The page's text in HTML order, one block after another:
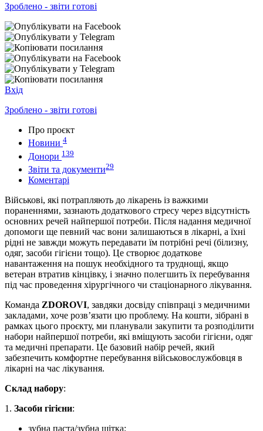
Зроблено - звіти готові
Вхід
Зроблено - звіти готові
Про проєкт
Новини 4
Донори 139
Звіти та документи29
Коментарі
Військові, які потрапляють до лікарень із важкими
пораненнями, зазнають додаткового стресу через відсутність
основних речей найпершої потреби. Після надання медичної
допомоги ще певний час вони залишаються в лікарні, а їхні
рідні не завжди можуть передавати їм потрібні речі (білизну,
одяг, засоби гігієни тощо). Це створює додаткове
навантаження на пошук необхідного та труднощі, якщо
ветеран втратив кінцівку, і значно полегшить їх перебування
під час проведення хірургічного чи стаціонарного лікування.
Команда ZDOROVI, завдяки досвіду співпраці з медичними
закладами, хоче розв’язати цю проблему. На кошти, зібрані в
рамках цього проєкту, ми планували закупити та розподілити
набори найпершої потреби, які вміщують засоби гігієни, одяг
та медичні препарати. Це базовий набір речей, який
забезпечить комфортне перебування військовослужбовця в
лікарні на час лікування.
Склад набору:
1. Засоби гігієни:
зубна паста/зубна щітка;